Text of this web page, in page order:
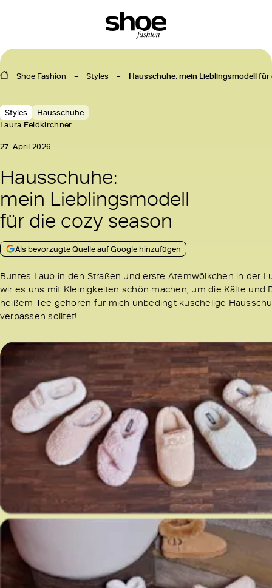
Shoe Fashion Styles Hausschuhe: mein Lieblingsmodell für
Styles
Hausschuhe
Laura Feldkirchner
27. April 2026
Hausschuhe:
mein Lieblingsmodell
für die cozy season
Als bevorzugte Quelle auf Google hinzufügen
Buntes Laub in den Straßen und erste Atemwölkchen in der
wir es uns mit Kleinigkeiten schön machen, um die Kälte
heißem Tee gehören für mich unbedingt kuschelige
verpassen solltet!